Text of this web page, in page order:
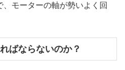
、モーターの軸が勢いよく回
ばならないのか？